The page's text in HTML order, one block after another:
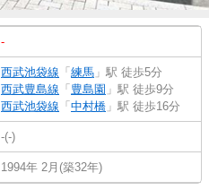
-
西武池袋線 「 練馬 」駅 徒歩5分
西武豊島線 「 豊島園 」駅 徒歩9分
西武池袋線 「 中村橋 」駅 徒歩16分
-(-)
1994年 2月(築32年)